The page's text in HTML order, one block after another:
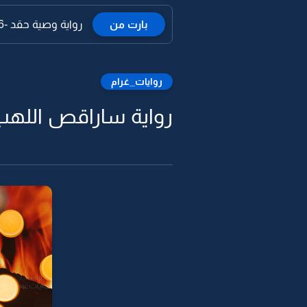
بارت من رواية وصية حقد -26
روايات_غرام
رواية ساراقص اللهب